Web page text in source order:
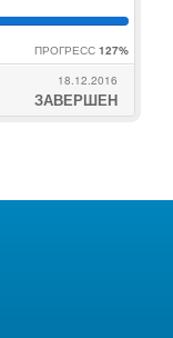
ПРОГРЕСС 127%
18.12.2016
ЗАВЕРШЕН